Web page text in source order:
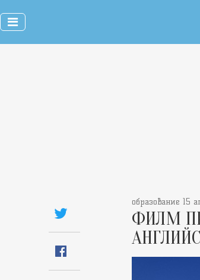
образование 15
ФИЛМ